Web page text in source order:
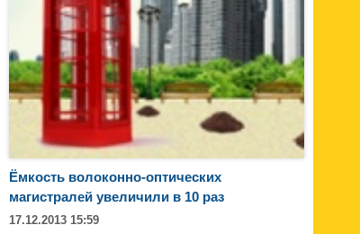
Ёмкость волоконно-оптических
магистралей увеличили в 10 раз
17.12.2013 15:59